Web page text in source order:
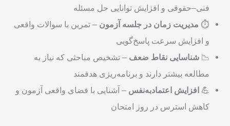
فنی–حقوقی و افزایش توانایی حل مسئله
⏱️ مدیریت زمان در جلسه آزمون – تمرین با سوالات واقعی
و افزایش سرعت پاسخ‌گویی
📉 شناسایی نقاط ضعف – تشخیص مباحثی که نیاز به
مطالعه بیشتر دارند و برنامه‌ریزی هدفمند
💪 افزایش اعتمادبه‌نفس – آشنایی با فضای واقعی آزمون و
کاهش استرس در روز امتحان